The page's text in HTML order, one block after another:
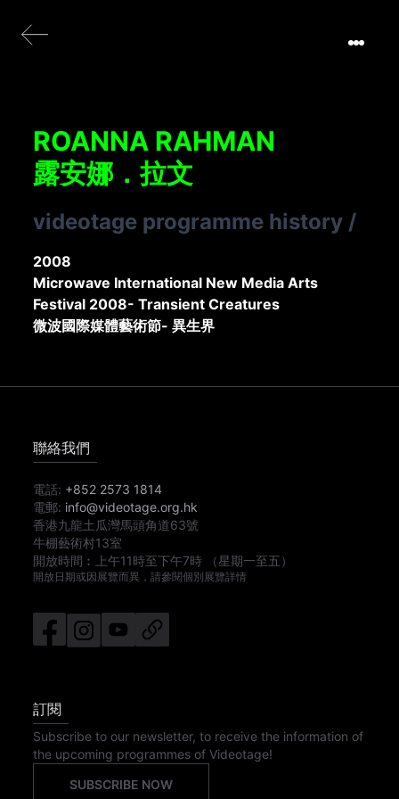
ROANNA RAHMAN
露安娜．拉文
videotage programme history /
2008
Microwave International New Media Arts
Festival 2008- Transient Creatures
微波國際媒體藝術節- 異生界
聯絡我們
電話: +852 2573 1814
電郵: info@videotage.org.hk
香港九龍土瓜灣馬頭角道63號
牛棚藝術村13室
開放時間︰
上午11時至下午7時 （星期一至五）
開放日期或因展覽而異，請參閱個別展覽詳情
訂閱
Subscribe to our newsletter, to receive the information of
the upcoming programmes of Videotage!
SUBSCRIBE NOW